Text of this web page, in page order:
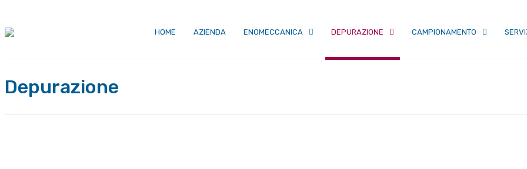
HOME AZIENDA ENOMECCANICA DEPURAZIONE CAMPIONAMENTO
Depurazione